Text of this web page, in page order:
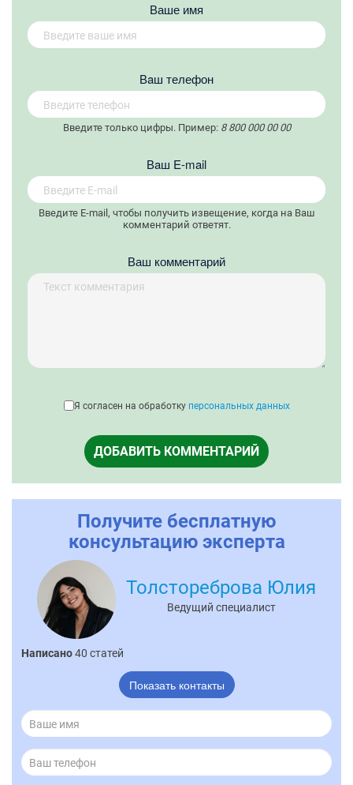
Ваше имя
Вaш телефон
Введите только цифры. Пример: 8 800 000 00 00
Вaш E-mail
Введите E-mail, чтобы получить извещение, когда на Ваш
комментарий ответят.
Ваш комментарий
Я согласен на обработку персональных данных
ДОБАВИТЬ КОММЕНТАРИЙ
Получите бесплатную
консультацию эксперта
Толстореброва Юлия
Ведущий специалист
Написано40 статей
Показать контакты